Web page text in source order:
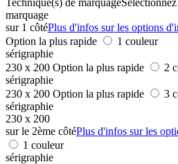
marquage
sur 1 côtéPlus d'infos sur les options
Option la plus rapide
1 couleur
sérigraphie
230 x 200 Option la plus rapide
2
sérigraphie
230 x 200 Option la plus rapide
3
sérigraphie
230 x 200
sur le 2ème côtéPlus d'infos sur les
1 couleur
sérigraphie